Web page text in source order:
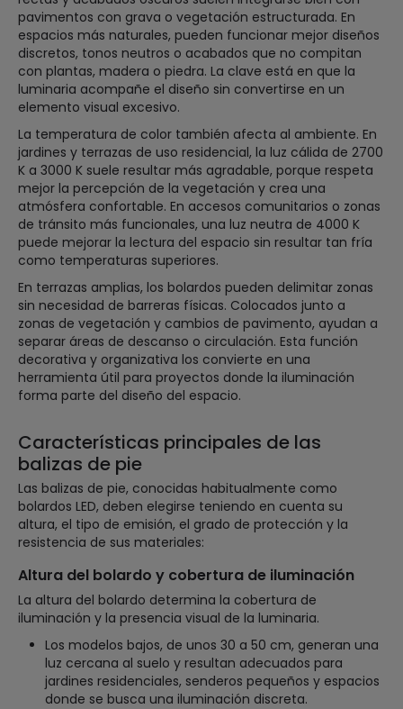
pavimentos con grava o vegetación estructurada. En
espacios más naturales, pueden funcionar mejor diseños
discretos, tonos neutros o acabados que no compitan
con plantas, madera o piedra. La clave está en que la
luminaria acompañe el diseño sin convertirse en un
elemento visual excesivo.
La temperatura de color también afecta al ambiente. En
jardines y terrazas de uso residencial, la luz cálida de 2700
K a 3000 K suele resultar más agradable, porque respeta
mejor la percepción de la vegetación y crea una
atmósfera confortable. En accesos comunitarios o zonas
de tránsito más funcionales, una luz neutra de 4000 K
puede mejorar la lectura del espacio sin resultar tan fría
como temperaturas superiores.
En terrazas amplias, los bolardos pueden delimitar zonas
sin necesidad de barreras físicas. Colocados junto a
zonas de vegetación y cambios de pavimento, ayudan a
separar áreas de descanso o circulación. Esta función
decorativa y organizativa los convierte en una
herramienta útil para proyectos donde la iluminación
forma parte del diseño del espacio.
Características principales de las
balizas de pie
Las balizas de pie, conocidas habitualmente como
bolardos LED, deben elegirse teniendo en cuenta su
altura, el tipo de emisión, el grado de protección y la
resistencia de sus materiales:
Altura del bolardo y cobertura de iluminación
La altura del bolardo determina la cobertura de
iluminación y la presencia visual de la luminaria.
Los modelos bajos, de unos 30 a 50 cm, generan una
luz cercana al suelo y resultan adecuados para
jardines residenciales, senderos pequeños y espacios
donde se busca una iluminación discreta.